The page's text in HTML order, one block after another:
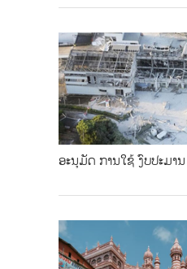
ອະນຸມັດ ການໃຊ້ ງົບປະມາ